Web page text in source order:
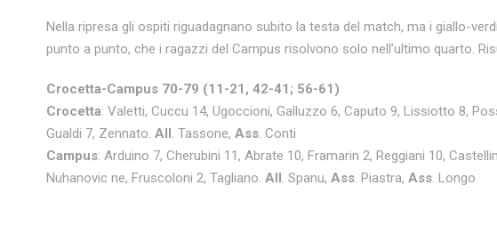
Nella ripresa gli ospiti riguadagnano subito la testa del match, ma i giallo-
punto a punto, che i ragazzi del Campus risolvono solo nell’ultimo quarto.
Crocetta-Campus 70-79 (11-21, 42-41; 56-61)
Crocetta: Valetti, Cuccu 14, Ugoccioni, Galluzzo 6, Caputo 9, Lissiotto 8,
Gualdi 7, Zennato. All. Tassone, Ass. Conti
Campus: Arduino 7, Cherubini 11, Abrate 10, Framarin 2, Reggiani 10,
Nuhanovic ne, Fruscoloni 2, Tagliano. All. Spanu, Ass. Piastra, Ass. Longo